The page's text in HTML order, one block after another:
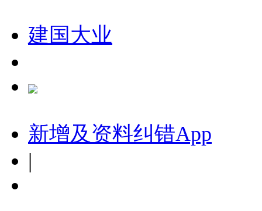
建国大业
新增及资料纠错App
|